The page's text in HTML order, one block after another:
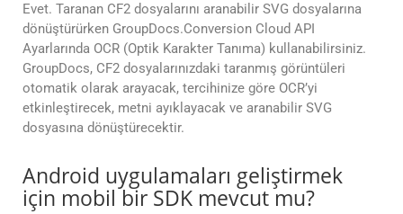
Evet. Taranan CF2 dosyalarını aranabilir SVG dosyalarına
dönüştürürken GroupDocs.Conversion Cloud API
Ayarlarında OCR (Optik Karakter Tanıma) kullanabilirsiniz.
GroupDocs, CF2 dosyalarınızdaki taranmış görüntüleri
otomatik olarak arayacak, tercihinize göre OCR’yi
etkinleştirecek, metni ayıklayacak ve aranabilir SVG
dosyasına dönüştürecektir.
Android uygulamaları geliştirmek
için mobil bir SDK mevcut mu?